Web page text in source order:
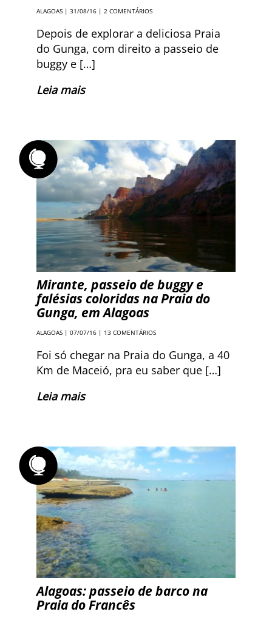
ALAGOAS | 31/08/16 | 2 COMENTÁRIOS
Depois de explorar a deliciosa Praia
do Gunga, com direito a passeio de
buggy e […]
Leia mais
Mirante, passeio de buggy e
falésias coloridas na Praia do
Gunga, em Alagoas
ALAGOAS | 07/07/16 | 13 COMENTÁRIOS
Foi só chegar na Praia do Gunga, a 40
Km de Maceió, pra eu saber que […]
Leia mais
Alagoas: passeio de barco na
Praia do Francês